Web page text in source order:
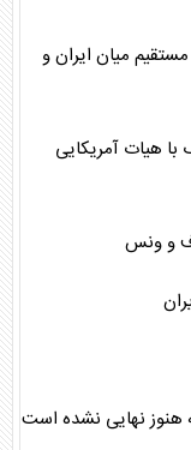
میان ایران و
هیات آمریکایی
و ونس
هنوز نهایی نشده است